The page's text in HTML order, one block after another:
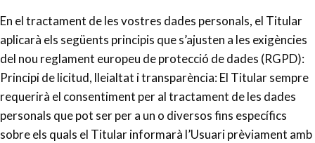
En el tractament de les vostres dades personals, el Titular
aplicarà els següents principis que s’ajusten a les exigències
del nou reglament europeu de protecció de dades (RGPD):
Principi de licitud, lleialtat i transparència: El Titular sempre
requerirà el consentiment per al tractament de les dades
personals que pot ser per a un o diversos fins específics
sobre els quals el Titular informarà l’Usuari prèviament amb